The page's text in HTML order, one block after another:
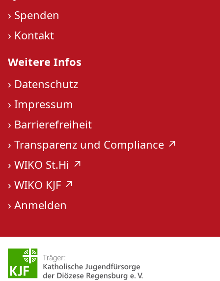
› Spenden
› Kontakt
Weitere Infos
› Datenschutz
› Impressum
› Barrierefreiheit
› Transparenz und Compliance ↗︎
› WIKO St.Hi ↗︎
› WIKO KJF ↗︎
› Anmelden